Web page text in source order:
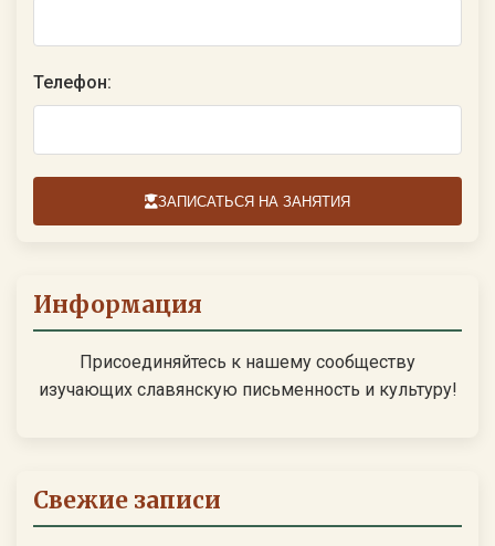
Телефон:
ЗАПИСАТЬСЯ НА ЗАНЯТИЯ
Информация
Присоединяйтесь к нашему сообществу
изучающих славянскую письменность и культуру!
Свежие записи